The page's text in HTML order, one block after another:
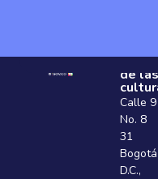
de las
Calle 9
No. 8
31
Bogotá
D.C.,